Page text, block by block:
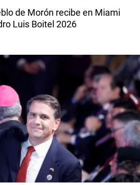
de Morón recibe en Miami
Luis Boitel 2026